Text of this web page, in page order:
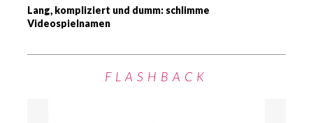
Lang, kompliziert und dumm: schlimme
Videospielnamen
FLASHBACK